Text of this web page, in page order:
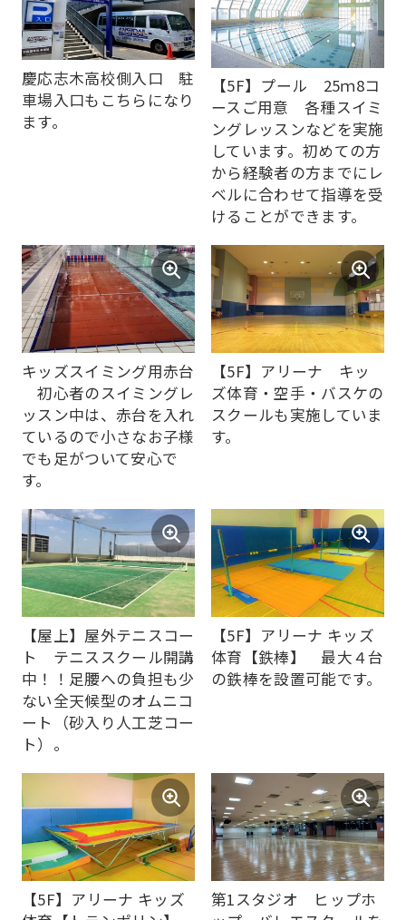
慶応志木高校側入口 駐
車場入口もこちらになり
ます。
【5F】プール 25ｍ8コ
ースご用意 各種スイミ
ングレッスンなどを実施
しています。初めての方
から経験者の方までにレ
ベルに合わせて指導を受
けることができます。
キッズスイミング用赤台
初心者のスイミングレ
ッスン中は、赤台を入れ
ているので小さなお子様
でも足がついて安心で
す。
【5F】アリーナ キッ
ズ体育・空手・バスケの
スクールも実施していま
す。
【屋上】屋外テニスコー
ト テニススクール開講
中！！足腰への負担も少
ない全天候型のオムニコ
ート（砂入り人工芝コー
ト）。
【5F】アリーナ キッズ
体育【鉄棒】 最大４台
の鉄棒を設置可能です。
【5F】アリーナ キッズ
第1スタジオ ヒップホ
For
foreigners
Central
Sports
official
website
is
into
English.
Click
the
link
below
(start
to
return
to
the
top